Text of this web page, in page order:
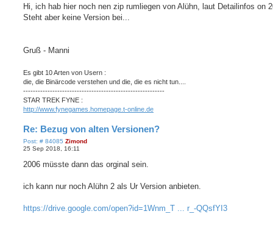
t
Hi, ich hab hier noch nen zip rumliegen von Alühn, laut Detailinfos on
Steht aber keine Version bei...
Gruß - Manni
Es gibt 10 Arten von Usern :
die, die Binärcode verstehen und die, die es nicht tun....
----------------------------------------------------------
STAR TREK FYNE :
http://www.fynegames.homepage.t-online.de
Re: Bezug von alten Versionen?
Post: # 84085 P
o
t
Zimond
25 Sep 2018, 16:11
2006 müsste dann das orginal sein.
ich kann nur noch Alühn 2 als Ur Version anbieten.
https://drive.google.com/open?id=1Wnm_T ... r_-QQsfYI3